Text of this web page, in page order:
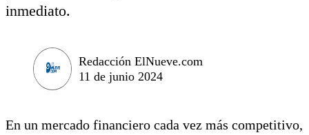
inmediato.
Redacción ElNueve.com
11 de junio 2024
En un mercado financiero cada vez más competitivo,